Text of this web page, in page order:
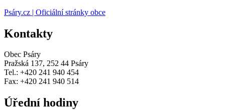
Psáry.cz | Oficiální stránky obce
Kontakty
Obec Psáry
Pražská 137, 252 44 Psáry
Tel.: +420 241 940 454
Fax: +420 241 940 514
Úřední hodiny